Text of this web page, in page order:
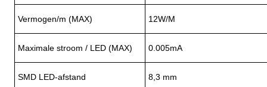
Vermogen/m (MAX) 12W/M
Maximale stroom / LED (MAX) 0.005mA
SMD LED-afstand 8,3 mm